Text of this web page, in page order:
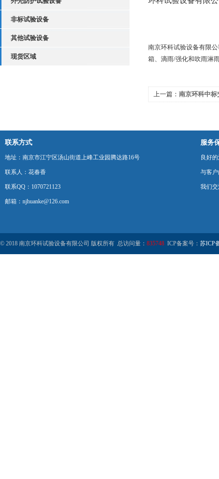
非标试验设备
其他试验设备
现货区域
南京环科试验设备有限
箱、滴雨/强化和吹雨淋
上一篇： 南京环科中标
联系方式
地址：南京市江宁区汤山街道上峰工业园腾达路16号
联系人：花春香
联系QQ：1070721123
邮箱：njhuanke@126.com
服务
良好
与客
我们
© 2018 南京环科试验设备有限公司 版权所有 总访问量： 835748 ICP备案号： 苏ICP